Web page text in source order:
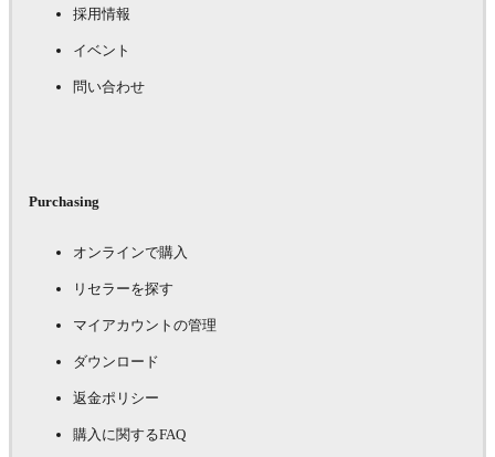
採用情報
イベント
問い合わせ
Purchasing
オンラインで購入
リセラーを探す
マイアカウントの管理
ダウンロード
返金ポリシー
購入に関するFAQ